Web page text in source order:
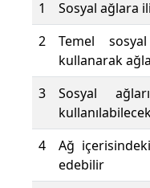
1
Sosyal ağlara
2
Temel
kullanarak
3
Sosyal
4
Ağ
edebilir